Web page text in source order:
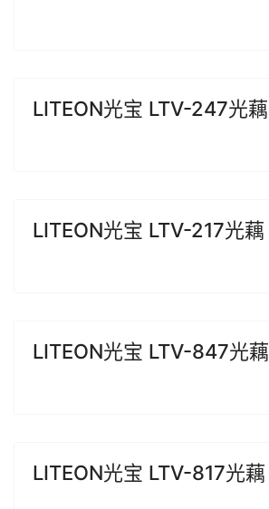
LITEON光宝 LTV-247光藕
LITEON光宝 LTV-217光藕
LITEON光宝 LTV-847光藕
LITEON光宝 LTV-817光藕